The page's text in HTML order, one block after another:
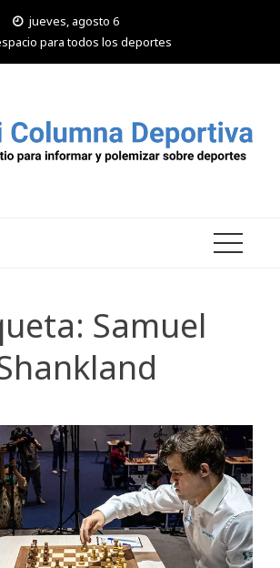
jueves, agosto 6
para todos los deportes
Samuel